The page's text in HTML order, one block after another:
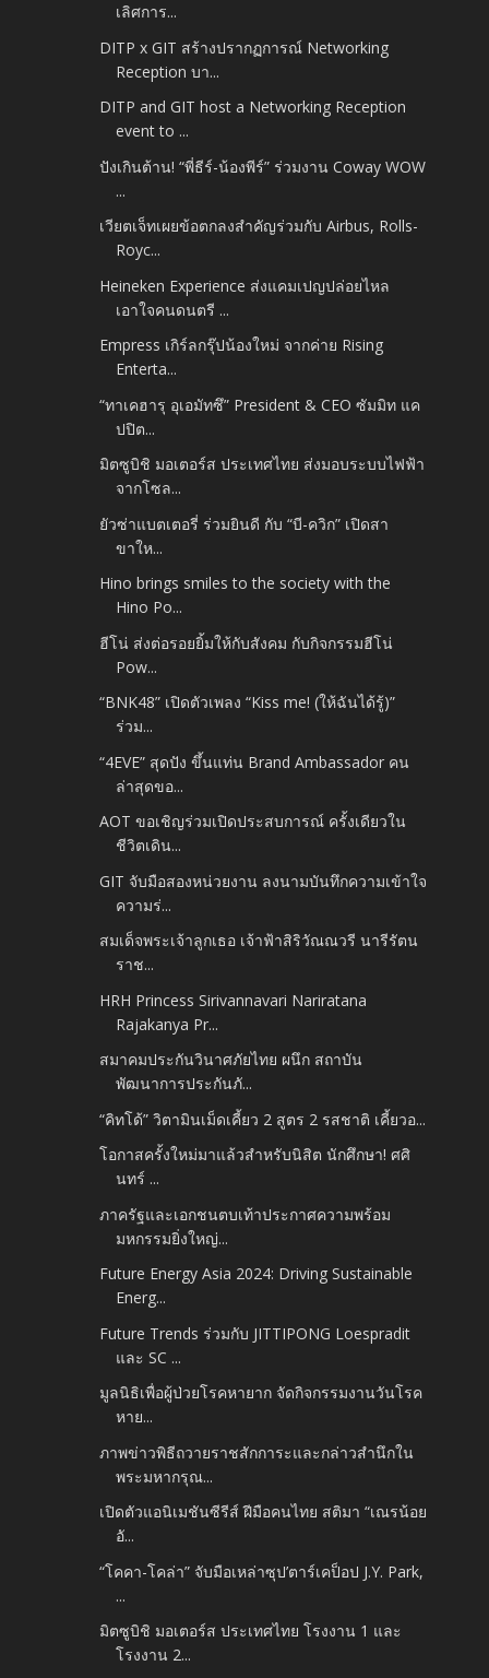
เลิศการ...
DITP x GIT สร้างปรากฏการณ์ Networking
Reception บา...
DITP and GIT host a Networking Reception
event to ...
ปังเกินต้าน! “พี่ธีร์-น้องพีร์” ร่วมงาน Coway WOW
...
เวียตเจ็ทเผยข้อตกลงสำคัญร่วมกับ Airbus, Rolls-
Royc...
Heineken Experience ส่งแคมเปญปล่อยไหล
เอาใจคนดนตรี ...
Empress เกิร์ลกรุ๊ปน้องใหม่ จากค่าย Rising
Enterta...
“ทาเคฮารุ อุเอมัทซึ” President & CEO ซัมมิท แค
ปปิต...
มิตซูบิชิ มอเตอร์ส ประเทศไทย ส่งมอบระบบไฟฟ้า
จากโซล...
ยัวซ่าแบตเตอรี่ ร่วมยินดี กับ “บี-ควิก” เปิดสา
ขาให...
Hino brings smiles to the society with the
Hino Po...
ฮีโน่ ส่งต่อรอยยิ้มให้กับสังคม กับกิจกรรมฮีโน่
Pow...
“BNK48” เปิดตัวเพลง “Kiss me! (ให้ฉันได้รู้)”
ร่วม...
“4EVE” สุดปัง ขึ้นแท่น Brand Ambassador คน
ล่าสุดขอ...
AOT ขอเชิญร่วมเปิดประสบการณ์ ครั้งเดียวใน
ชีวิตเดิน...
GIT จับมือสองหน่วยงาน ลงนามบันทึกความเข้าใจ
ความร่...
สมเด็จพระเจ้าลูกเธอ เจ้าฟ้าสิริวัณณวรี นารีรัตน
ราช...
HRH Princess Sirivannavari Nariratana
Rajakanya Pr...
สมาคมประกันวินาศภัยไทย ผนึก สถาบัน
พัฒนาการประกันภั...
“คิทโด้” วิตามินเม็ดเคี้ยว 2 สูตร 2 รสชาติ เคี้ยวอ...
โอกาสครั้งใหม่มาแล้วสำหรับนิสิต นักศึกษา! ศศิ
นทร์ ...
ภาครัฐและเอกชนตบเท้าประกาศความพร้อม
มหกรรมยิ่งใหญ่...
Future Energy Asia 2024: Driving Sustainable
Energ...
Future Trends ร่วมกับ JITTIPONG Loespradit
และ SC ...
มูลนิธิเพื่อผู้ป่วยโรคหายาก จัดกิจกรรมงานวันโรค
หาย...
ภาพข่าวพิธีถวายราชสักการะและกล่าวสำนึกใน
พระมหากรุณ...
เปิดตัวแอนิเมชันซีรีส์ ฝีมือคนไทย สติมา “เณรน้อย
อั...
“โคคา-โคล่า” จับมือเหล่าซุป’ตาร์เคป็อป J.Y. Park,
...
มิตซูบิชิ มอเตอร์ส ประเทศไทย โรงงาน 1 และ
โรงงาน 2...